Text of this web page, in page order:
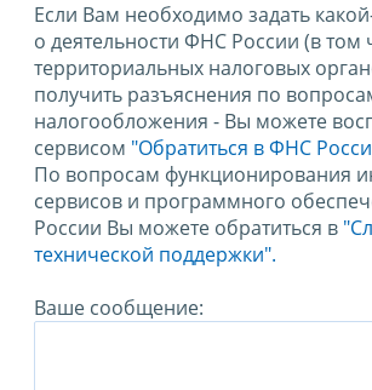
Если Вам необходимо задать
о деятельности ФНС России (в том
территориальных налоговых
получить разъяснения по
налогообложения - Вы можете
сервисом "Обратиться в ФНС
По вопросам функционирования
сервисов и программного
России Вы можете обратиться в
технической поддержки".
Ваше сообщение: